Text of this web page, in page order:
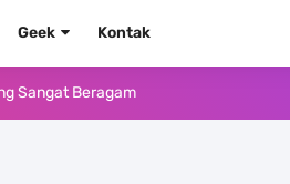
Geek Kontak
Kamu Lakukan